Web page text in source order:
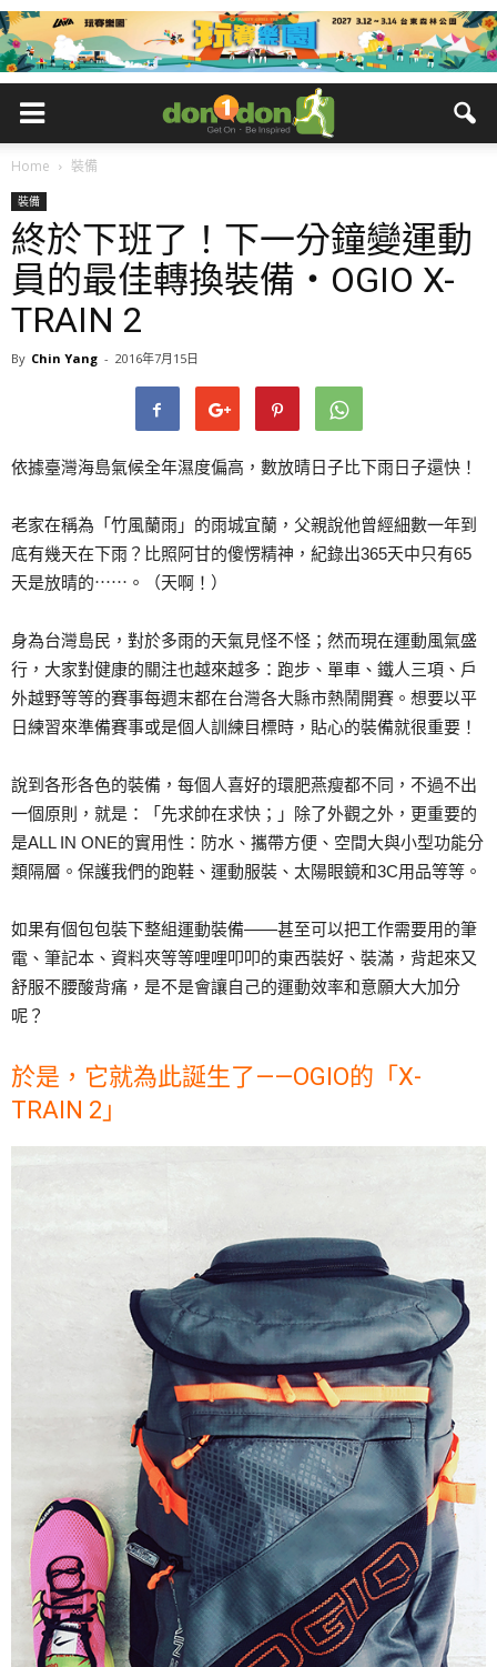
Home 裝備
裝備
終於下班了！下一分鐘變運動
員的最佳轉換裝備・OGIO X-
TRAIN 2
By Chin Yang - 2016年7月15日
依據臺灣海島氣候全年濕度偏高，數放晴日子比下雨日子還快！
老家在稱為「竹風蘭雨」的雨城宜蘭，父親說他曾經細數一年到
底有幾天在下雨？比照阿甘的傻愣精神，紀錄出365天中只有65
天是放晴的⋯⋯。（天啊！）
身為台灣島民，對於多雨的天氣見怪不怪；然而現在運動風氣盛
行，大家對健康的關注也越來越多：跑步、單車、鐵人三項、戶
外越野等等的賽事每週末都在台灣各大縣市熱鬧開賽。想要以平
日練習來準備賽事或是個人訓練目標時，貼心的裝備就很重要！
說到各形各色的裝備，每個人喜好的環肥燕瘦都不同，不過不出
一個原則，就是：「先求帥在求快；」除了外觀之外，更重要的
是ALL IN ONE的實用性：防水、攜帶方便、空間大與小型功能分
類隔層。保護我們的跑鞋、運動服裝、太陽眼鏡和3C用品等等。
如果有個包包裝下整組運動裝備——甚至可以把工作需要用的筆
電、筆記本、資料夾等等哩哩叩叩的東西裝好、裝滿，背起來又
舒服不腰酸背痛，是不是會讓自己的運動效率和意願大大加分
呢？
於是，它就為此誕生了——OGIO的「X-
TRAIN 2」